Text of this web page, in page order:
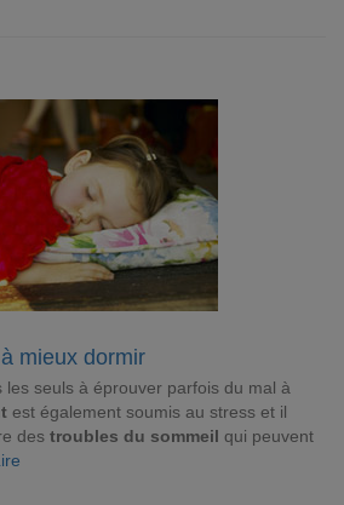
mieux dormir
les seuls à éprouver parfois du mal à
est également soumis au stress et il
des troubles du sommeil qui peuvent